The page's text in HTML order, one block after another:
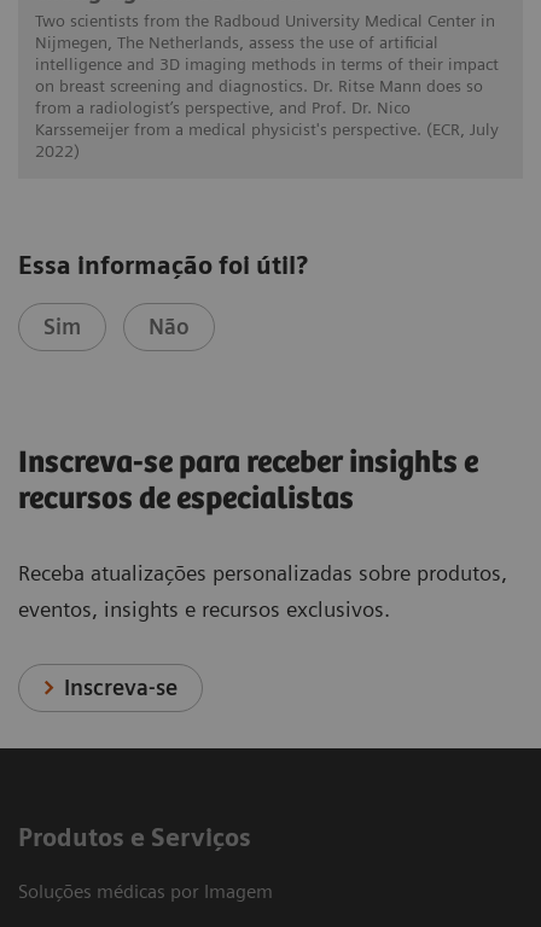
Two scientists from the Radboud University Medical Center in
Nijmegen, The Netherlands, assess the use of artificial
intelligence and 3D imaging methods in terms of their impact
on breast screening and diagnostics. Dr. Ritse Mann does so
from a radiologist’s perspective, and Prof. Dr. Nico
Karssemeijer from a medical physicist's perspective. (ECR, July
2022)
Essa informação foi útil?
Sim Não
Inscreva-se para receber insights e
recursos de especialistas
Receba atualizações personalizadas sobre produtos,
eventos, insights e recursos exclusivos.
Inscreva-se
Produtos e Serviços
Soluções médicas por Imagem